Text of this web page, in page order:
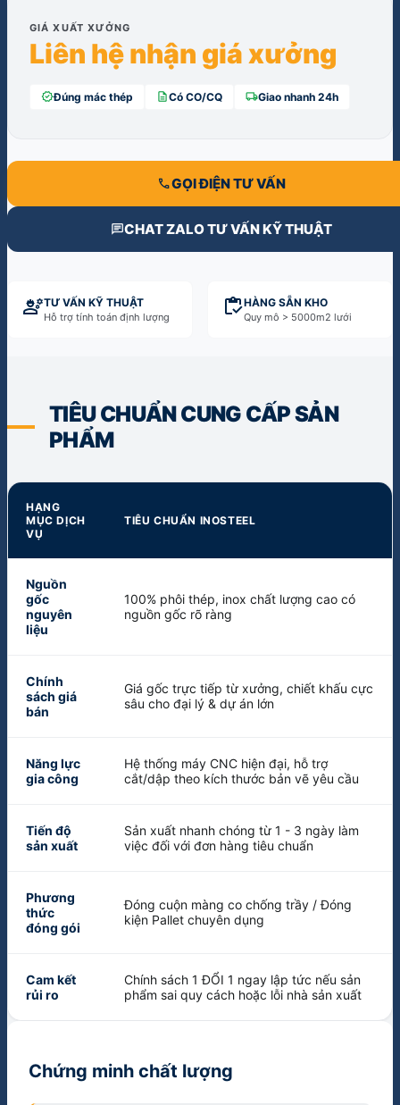
GIÁ XUẤT XƯỞNG
Liên hệ nhận giá xưởng
verifiedĐúng mác thép descriptionCó CO/CQ local_shippingGiao nhanh 24h
callGỌI ĐIỆN TƯ VẤN
chatCHAT ZALO TƯ VẤN KỸ THUẬT
engineeringTƯ VẤN KỸ THUẬT
Hỗ trợ tính toán định lượng inventoryHÀNG SẴN KHO
Quy mô > 5000m2 lưới
TIÊU CHUẨN CUNG CẤP SẢN
PHẨM
HẠNG
MỤC DỊCH
VỤ
TIÊU CHUẨN INOSTEEL
Nguồn
gốc
nguyên
liệu
100% phôi thép, inox chất lượng cao có
nguồn gốc rõ ràng
Chính
sách giá
bán
Giá gốc trực tiếp từ xưởng, chiết khấu cực
sâu cho đại lý & dự án lớn
Năng lực
gia công
Hệ thống máy CNC hiện đại, hỗ trợ
cắt/dập theo kích thước bản vẽ yêu cầu
Tiến độ
sản xuất
Sản xuất nhanh chóng từ 1 - 3 ngày làm
việc đối với đơn hàng tiêu chuẩn
Phương
thức
đóng gói
Đóng cuộn màng co chống trầy / Đóng
kiện Pallet chuyên dụng
Cam kết
rủi ro
Chính sách 1 ĐỔI 1 ngay lập tức nếu sản
phẩm sai quy cách hoặc lỗi nhà sản xuất
Chứng minh chất lượng